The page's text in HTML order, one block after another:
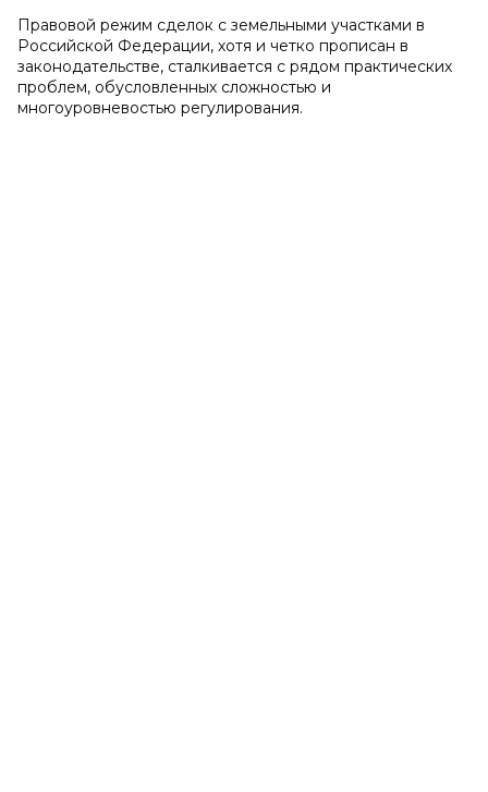
Правовой режим сделок с земельными участками в
Российской Федерации, хотя и четко прописан в
законодательстве, сталкивается с рядом практических
проблем, обусловленных сложностью и
многоуровневостью регулирования.